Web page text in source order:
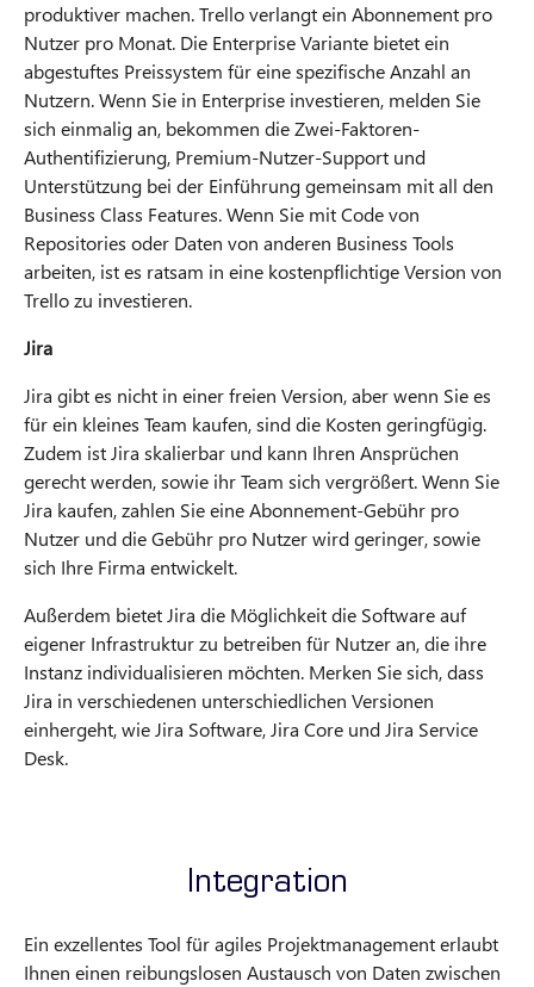
produktiver machen. Trello verlangt ein Abonnement pro
Nutzer pro Monat. Die Enterprise Variante bietet ein
abgestuftes Preissystem für eine spezifische Anzahl an
Nutzern. Wenn Sie in Enterprise investieren, melden Sie
sich einmalig an, bekommen die Zwei-Faktoren-
Authentifizierung, Premium-Nutzer-Support und
Unterstützung bei der Einführung gemeinsam mit all den
Business Class Features. Wenn Sie mit Code von
Repositories oder Daten von anderen Business Tools
arbeiten, ist es ratsam in eine kostenpflichtige Version von
Trello zu investieren.
Jira
Jira gibt es nicht in einer freien Version, aber wenn Sie es
für ein kleines Team kaufen, sind die Kosten geringfügig.
Zudem ist Jira skalierbar und kann Ihren Ansprüchen
gerecht werden, sowie ihr Team sich vergrößert. Wenn Sie
Jira kaufen, zahlen Sie eine Abonnement-Gebühr pro
Nutzer und die Gebühr pro Nutzer wird geringer, sowie
sich Ihre Firma entwickelt.
Außerdem bietet Jira die Möglichkeit die Software auf
eigener Infrastruktur zu betreiben für Nutzer an, die ihre
Instanz individualisieren möchten. Merken Sie sich, dass
Jira in verschiedenen unterschiedlichen Versionen
einhergeht, wie Jira Software, Jira Core und Jira Service
Desk.
Integration
Ein exzellentes Tool für agiles Projektmanagement erlaubt
Ihnen einen reibungslosen Austausch von Daten zwischen